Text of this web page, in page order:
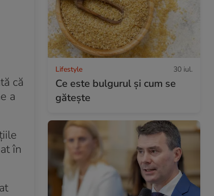
că
a
în
Lifestyle 30 iul.
Ce este bulgurul și cum se
gătește